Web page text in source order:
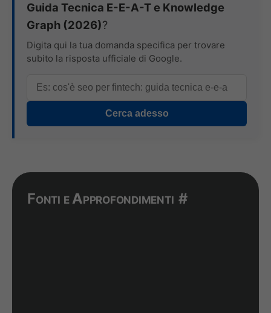
Guida Tecnica E-E-A-T e Knowledge
Graph (2026)?
Digita qui la tua domanda specifica per trovare
subito la risposta ufficiale di Google.
Cerca adesso
Fonti e Approfondimenti #